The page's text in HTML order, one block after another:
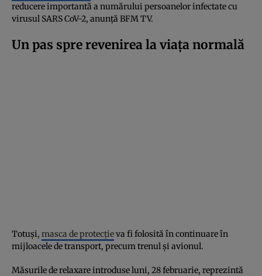
reducere importantă a numărului persoanelor infectate cu
virusul SARS CoV-2, anunță BFM TV.
Un pas spre revenirea la viața normală
Totuși, masca de protecțieva fi folosită în continuare în
mijloacele de transport, precum trenul și avionul.
Măsurile de relaxare introduse luni, 28 februarie, reprezintă